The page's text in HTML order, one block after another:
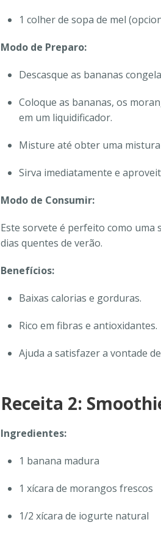
1 colher de sopa de mel
Modo de Preparo:
Descasque as bananas
Coloque as bananas, os
em um liquidificador.
Misture até obter uma
Sirva imediatamente e
Modo de Consumir:
Este sorvete é perfeito como
dias quentes de verão.
Benefícios:
Baixas calorias e gorduras.
Rico em fibras e antioxidantes.
Ajuda a satisfazer a vontade
Receita 2:
Ingredientes:
1 banana madura
1 xícara de morangos frescos
1/2 xícara de iogurte natural